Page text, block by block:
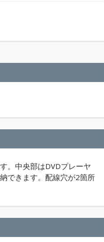
。中央部はDVDプレーヤ
できます。配線穴が2箇所